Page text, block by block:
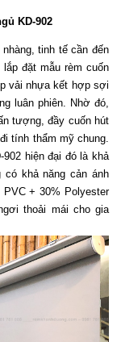
KD-902
tinh tế cần đến
đặt mẫu rèm cuốn
vải nhựa kết hợp sợi
luân phiên. Nhờ đó,
tượng, đầy cuốn hút
tính thẩm mỹ chung.
hiện đại đó là khả
có khả năng cản ánh
+ 30% Polyester
thoải mái cho gia